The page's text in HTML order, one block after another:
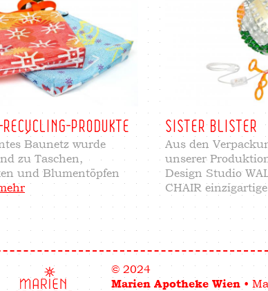
PRODUKTE
Baunetz wurde
zu Taschen,
und Blumentöpfen
SISTER BLISTER
Aus den
unserer
Design Studio
CHAIR
© 2024
Marien Apotheke Wien •